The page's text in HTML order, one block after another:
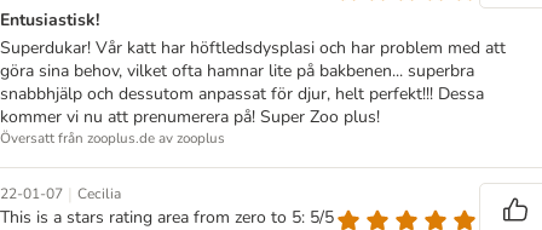
Entusiastisk!
Superdukar! Vår katt har höftledsdysplasi och har problem med att
göra sina behov, vilket ofta hamnar lite på bakbenen... superbra
snabbhjälp och dessutom anpassat för djur, helt perfekt!!! Dessa
kommer vi nu att prenumerera på! Super Zoo plus!
Översatt från zooplus.de av zooplus
22-01-07 | Cecilia
This is a stars rating area from zero to 5: 5/5